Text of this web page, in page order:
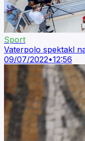
Sport
Vaterpolo spektakl
09/07/2022•12:56